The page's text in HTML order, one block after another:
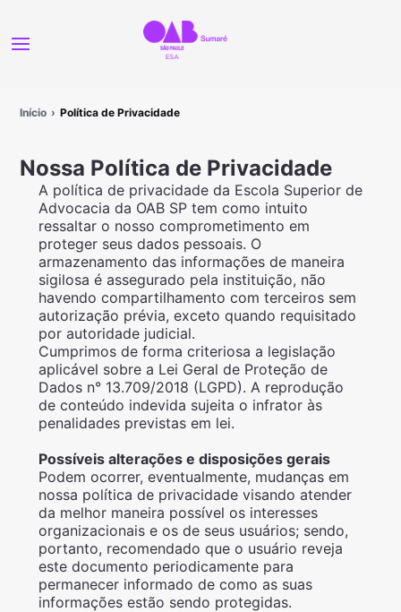
Início Política de Privacidade
Nossa Política de Privacidade
A política de privacidade da Escola Superior de
Advocacia da OAB SP tem como intuito
ressaltar o nosso comprometimento em
proteger seus dados pessoais. O
armazenamento das informações de maneira
sigilosa é assegurado pela instituição, não
havendo compartilhamento com terceiros sem
autorização prévia, exceto quando requisitado
por autoridade judicial.
Cumprimos de forma criteriosa a legislação
aplicável sobre a Lei Geral de Proteção de
Dados n° 13.709/2018 (LGPD). A reprodução
de conteúdo indevida sujeita o infrator às
penalidades previstas em lei.
Possíveis alterações e disposições gerais
Podem ocorrer, eventualmente, mudanças em
nossa política de privacidade visando atender
da melhor maneira possível os interesses
organizacionais e os de seus usuários; sendo,
portanto, recomendado que o usuário reveja
este documento periodicamente para
permanecer informado de como as suas
informações estão sendo protegidas.